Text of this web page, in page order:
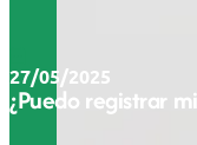
27/05/2025
¿Puedo registrar